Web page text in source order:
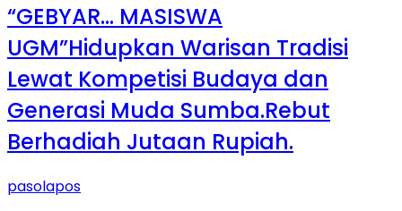
“GEBYAR… MASISWA
UGM”Hidupkan Warisan Tradisi
Lewat Kompetisi Budaya dan
Generasi Muda Sumba.Rebut
Berhadiah Jutaan Rupiah.
pasolapos